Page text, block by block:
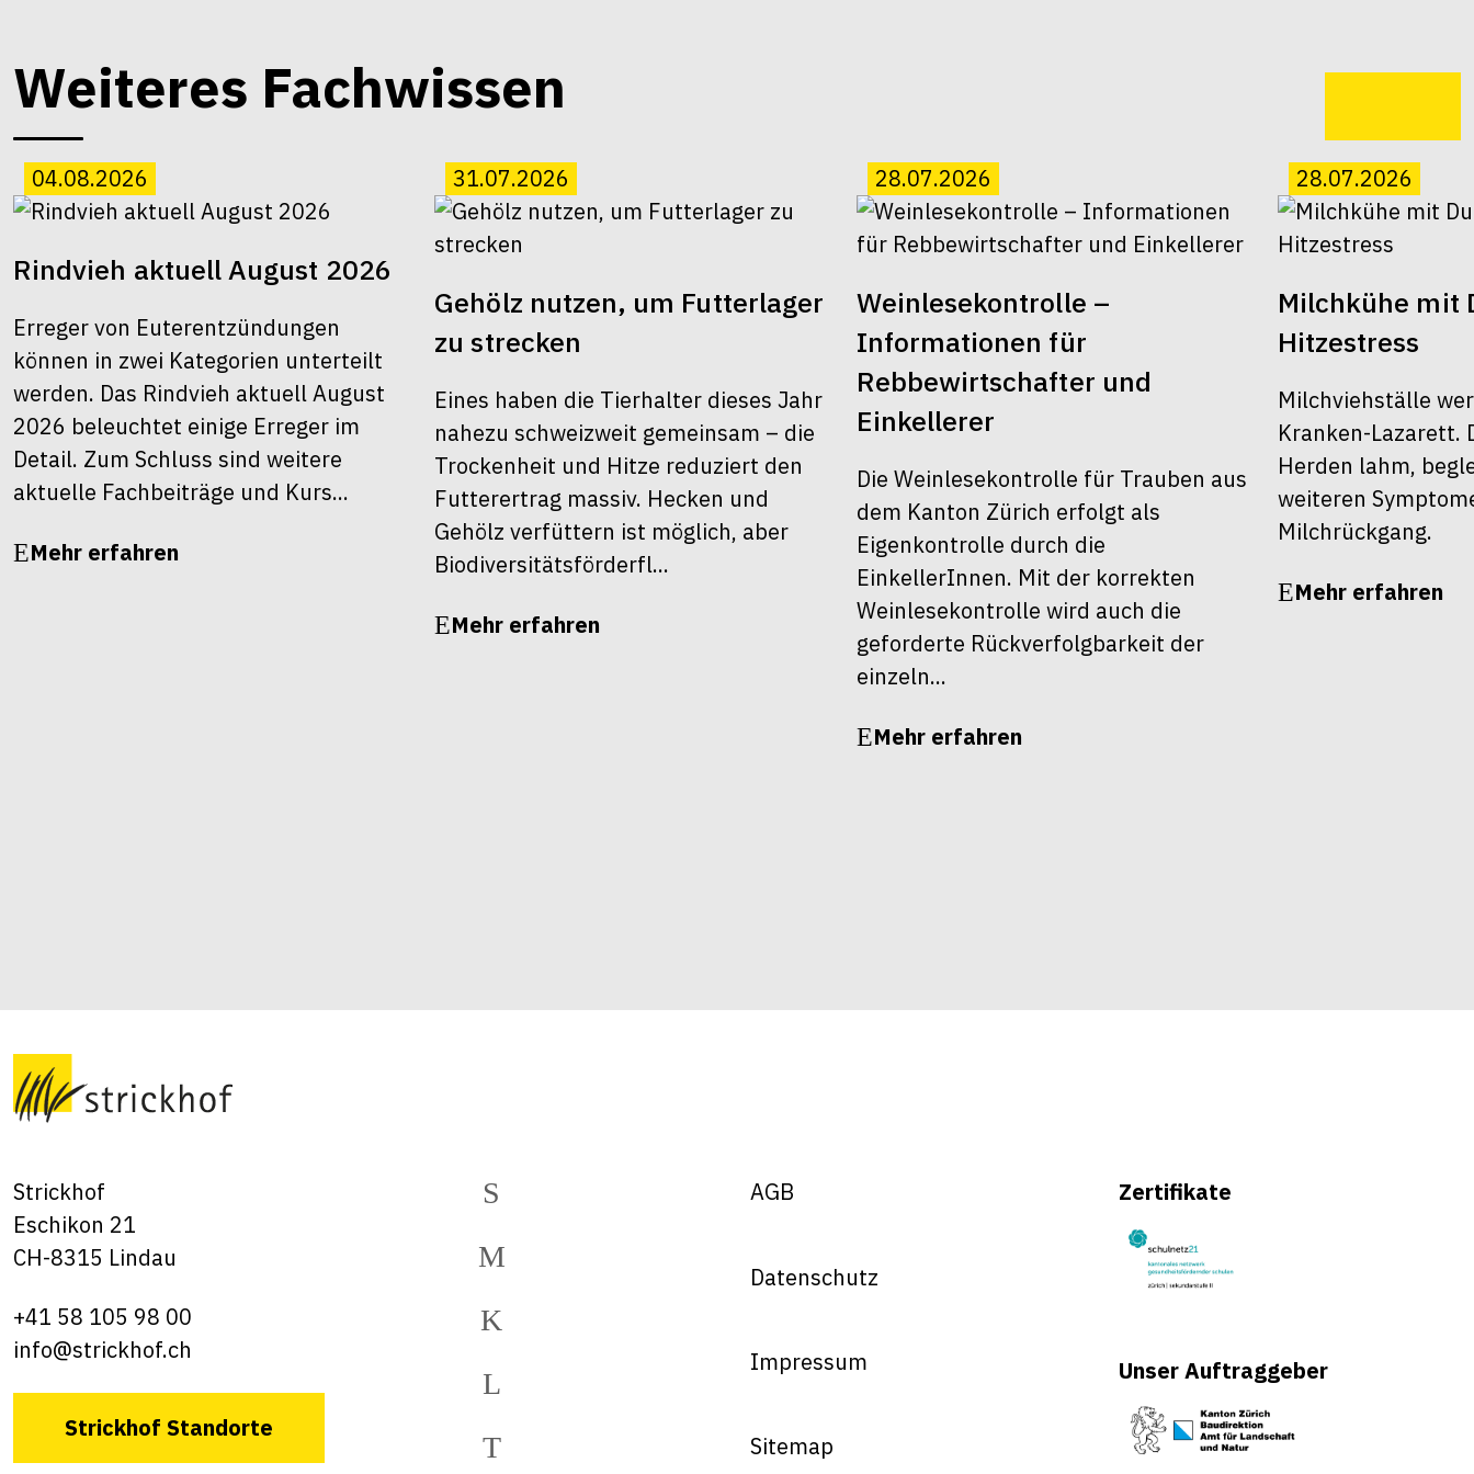
Weiteres Fachwissen
04.08.2026
Rindvieh aktuell August 2026
Erreger von Euterentzündungen
können in zwei Kategorien unterteilt
werden. Das Rindvieh aktuell August
2026 beleuchtet einige Erreger im
Detail. Zum Schluss sind weitere
aktuelle Fachbeiträge und Kurs...
Mehr erfahren
31.07.2026
Gehölz nutzen, um Futterlager
zu strecken
Eines haben die Tierhalter dieses Jahr
nahezu schweizweit gemeinsam – die
Trockenheit und Hitze reduziert den
Futterertrag massiv. Hecken und
Gehölz verfüttern ist möglich, aber
Biodiversitätsförderfl...
Mehr erfahren
28.07.2026
Weinlesekontrolle –
Informationen für
Rebbewirtschafter und
Einkellerer
Die Weinlesekontrolle für Trauben aus
dem Kanton Zürich erfolgt als
Eigenkontrolle durch die
EinkellerInnen. Mit der korrekten
Weinlesekontrolle wird auch die
geforderte Rückverfolgbarkeit der
einzeln...
Mehr erfahren
28.07.2026
Milchkühe mit
Hitzestress
Milchviehställe
Kranken-Lazarett.
Herden lahm,
weiteren
Milchrückgang.
Mehr erfahren
Strickhof
Eschikon 21
CH-8315 Lindau
+41 58 105 98 00
info@strickhof.ch
Strickhof Standorte
AGB
Datenschutz
Impressum
Sitemap
Zertifikate
Unser Auftraggeber